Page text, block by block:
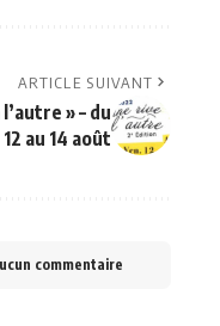
ARTICLE SUIVANT
» – du
12 au 14 août
commentaire